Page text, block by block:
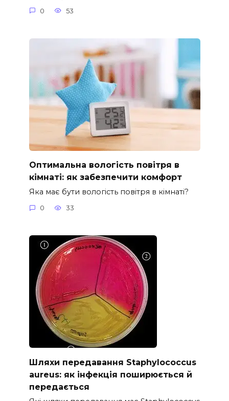
0 53
Оптимальна вологість повітря в
кімнаті: як забезпечити комфорт
Яка має бути вологість повітря в кімнаті?
0 33
Шляхи передавання Staphylococcus
aureus: як інфекція поширюється й
передається